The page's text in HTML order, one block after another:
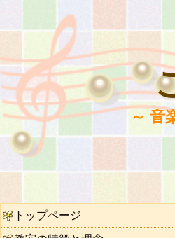
～ 音
トップページ